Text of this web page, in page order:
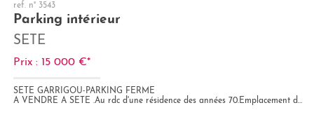
ref. n° 3543
Parking intérieur
SETE
Prix : 15 000 €*
SETE GARRIGOU-PARKING FERME
A VENDRE A SETE .Au rdc d'une résidence des années 70.Emplacement de parking Bien soumis au statut juridique de la...